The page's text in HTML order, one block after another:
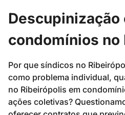
Descupinização
condomínios no
Por que síndicos no
como problema individual,
no Ribeirópolis em
ações coletivas?